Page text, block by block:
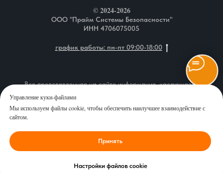
Управление куки-файлами
Мы используем файлы cookie, чтобы обеспечить наилучшее взаимодействие с
сайтом.
Принять
Настройки файлов cookie
© 2024-2026
ООО "Прайм Системы Безопасности"
ИНН 4706075005
график работы: пн-пт 09:00-18:00
Вся представленная на сайте информация, касающаяся
описания товаров, технических характеристик, наличия на
стоимости продукции и сервисного обслуживания, носит
публичной офертой, определяемой положениями Статьи 437 (2)
Гражданского кодекса Российской Федерации. Перед
оформлением заказа рекомендуем уточнить у наших
специалистов интересующие Вас характеристики выбранных